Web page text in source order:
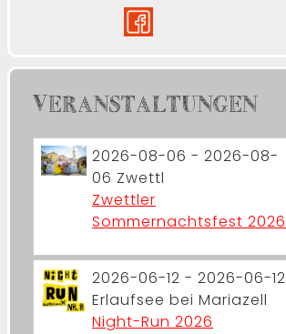
VERANSTALTUNGEN
2026-08-06 - 2026-08-
06 Zwettl
Zwettler
Sommernachtsfest 2026
2026-06-12 - 2026-06-12
Erlaufsee bei Mariazell
Night-Run 2026